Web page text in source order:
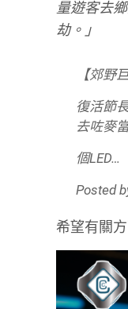
量遊客去
劫。」
【郊野
復活節
去咗麥
個LED…
Posted
希望有關